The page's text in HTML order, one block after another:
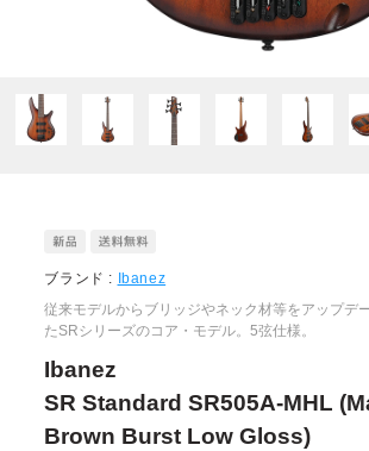
ブランド :
Ibanez
従来モデルからブリッジやネック材等をアップデ
たSRシリーズのコア・モデル。5弦仕様。
Ibanez
SR Standard SR505A-MHL
Brown Burst Low Gloss)